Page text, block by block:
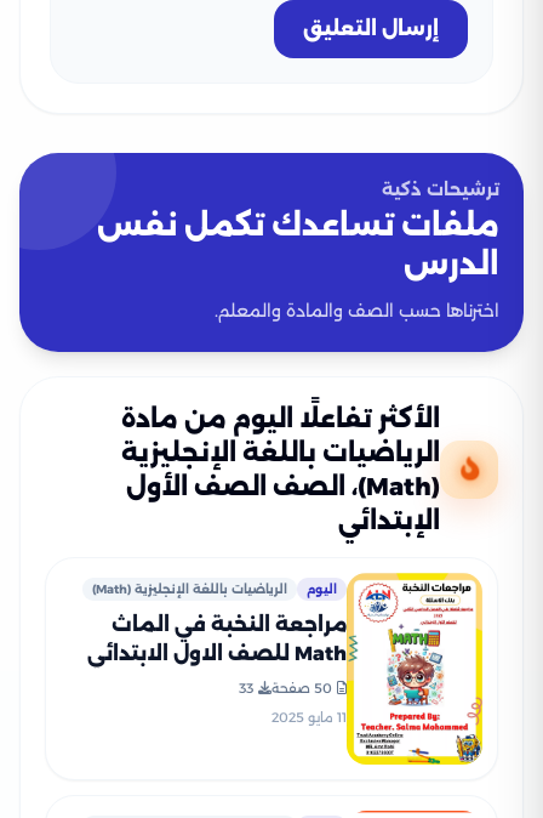
إرسال التعليق
ترشيحات ذكية
ملفات تساعدك تكمل نفس
الدرس
اخترناها حسب الصف والمادة والمعلم.
الأكثر تفاعلًا اليوم من مادة
الرياضيات باللغة الإنجليزية
(Math)، الصف الصف الأول
الإبتدائي
اليوم الرياضيات باللغة الإنجليزية (Math)
مراجعة النخبة في الماث
Math للصف الاول الابتدائي
الترم الثاني PDF بالاجابات
50 صفحة
33
11 مايو 2025